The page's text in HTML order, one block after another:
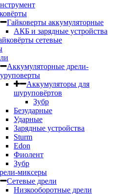
Гайковерты аккумуляторные
АКБ и зарядные устройства
сетевые
Аккумуляторные дрели-
Аккумуляторы для
шуруповёртов
Зубр
Безударные
Ударные
Зарядные устройства
Sturm
Edon
Фиолент
Зубр
миксеры
Сетевые дрели
Низкооборотные дрели